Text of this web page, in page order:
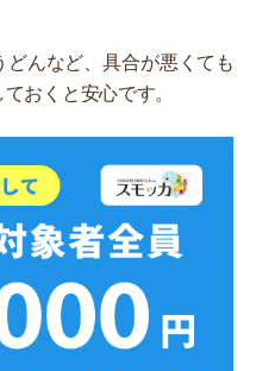
どんなど、具合が悪くても
おくと安心です。